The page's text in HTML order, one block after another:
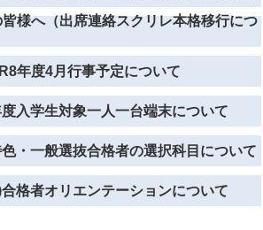
様へ（出席連絡スクリレ本格移行につ
R8年度4月行事予定について
入学生対象一人一台端末について
・一般選抜合格者の選択科目について
格者オリエンテーションについて